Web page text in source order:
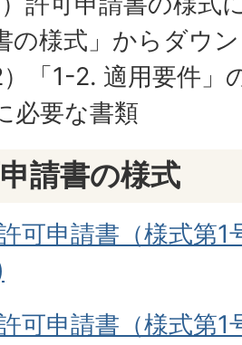
の様式」からダウ
）「1-2. 適用要件
必要な書類
請書の様式
可申請書（様式第
可申請書（様式第